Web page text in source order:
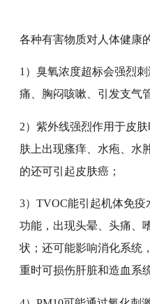
各种有害物质对人体健
1）臭氧浓度超标会强烈
痛、胸闷咳嗽、引发支气
2）紫外线强烈作用于皮
肤上出现瘙痒、水疱、水
的还可引起皮肤癌；
3）TVOC能引起机体免
功能，出现头晕、头痛、
状；还可能影响消化系统
重时可损伤肝脏和造血系